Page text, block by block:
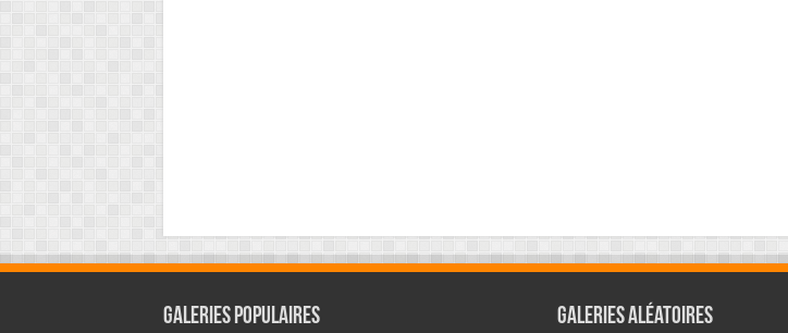
Galeries Populaires Galeries Aléatoires